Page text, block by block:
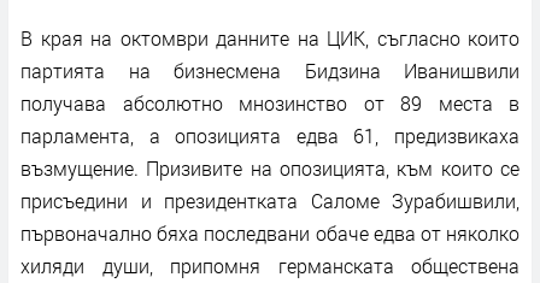
В края на октомври данните на ЦИК, съгласно които
партията на бизнесмена Бидзина Иванишвили
получава абсолютно мнозинство от 89 места в
парламента, а опозицията едва 61, предизвикаха
възмущение. Призивите на опозицията, към които се
присъедини и президентката Саломе Зурабишвили,
първоначално бяха последвани обаче едва от няколко
хиляди души, припомня германската обществена